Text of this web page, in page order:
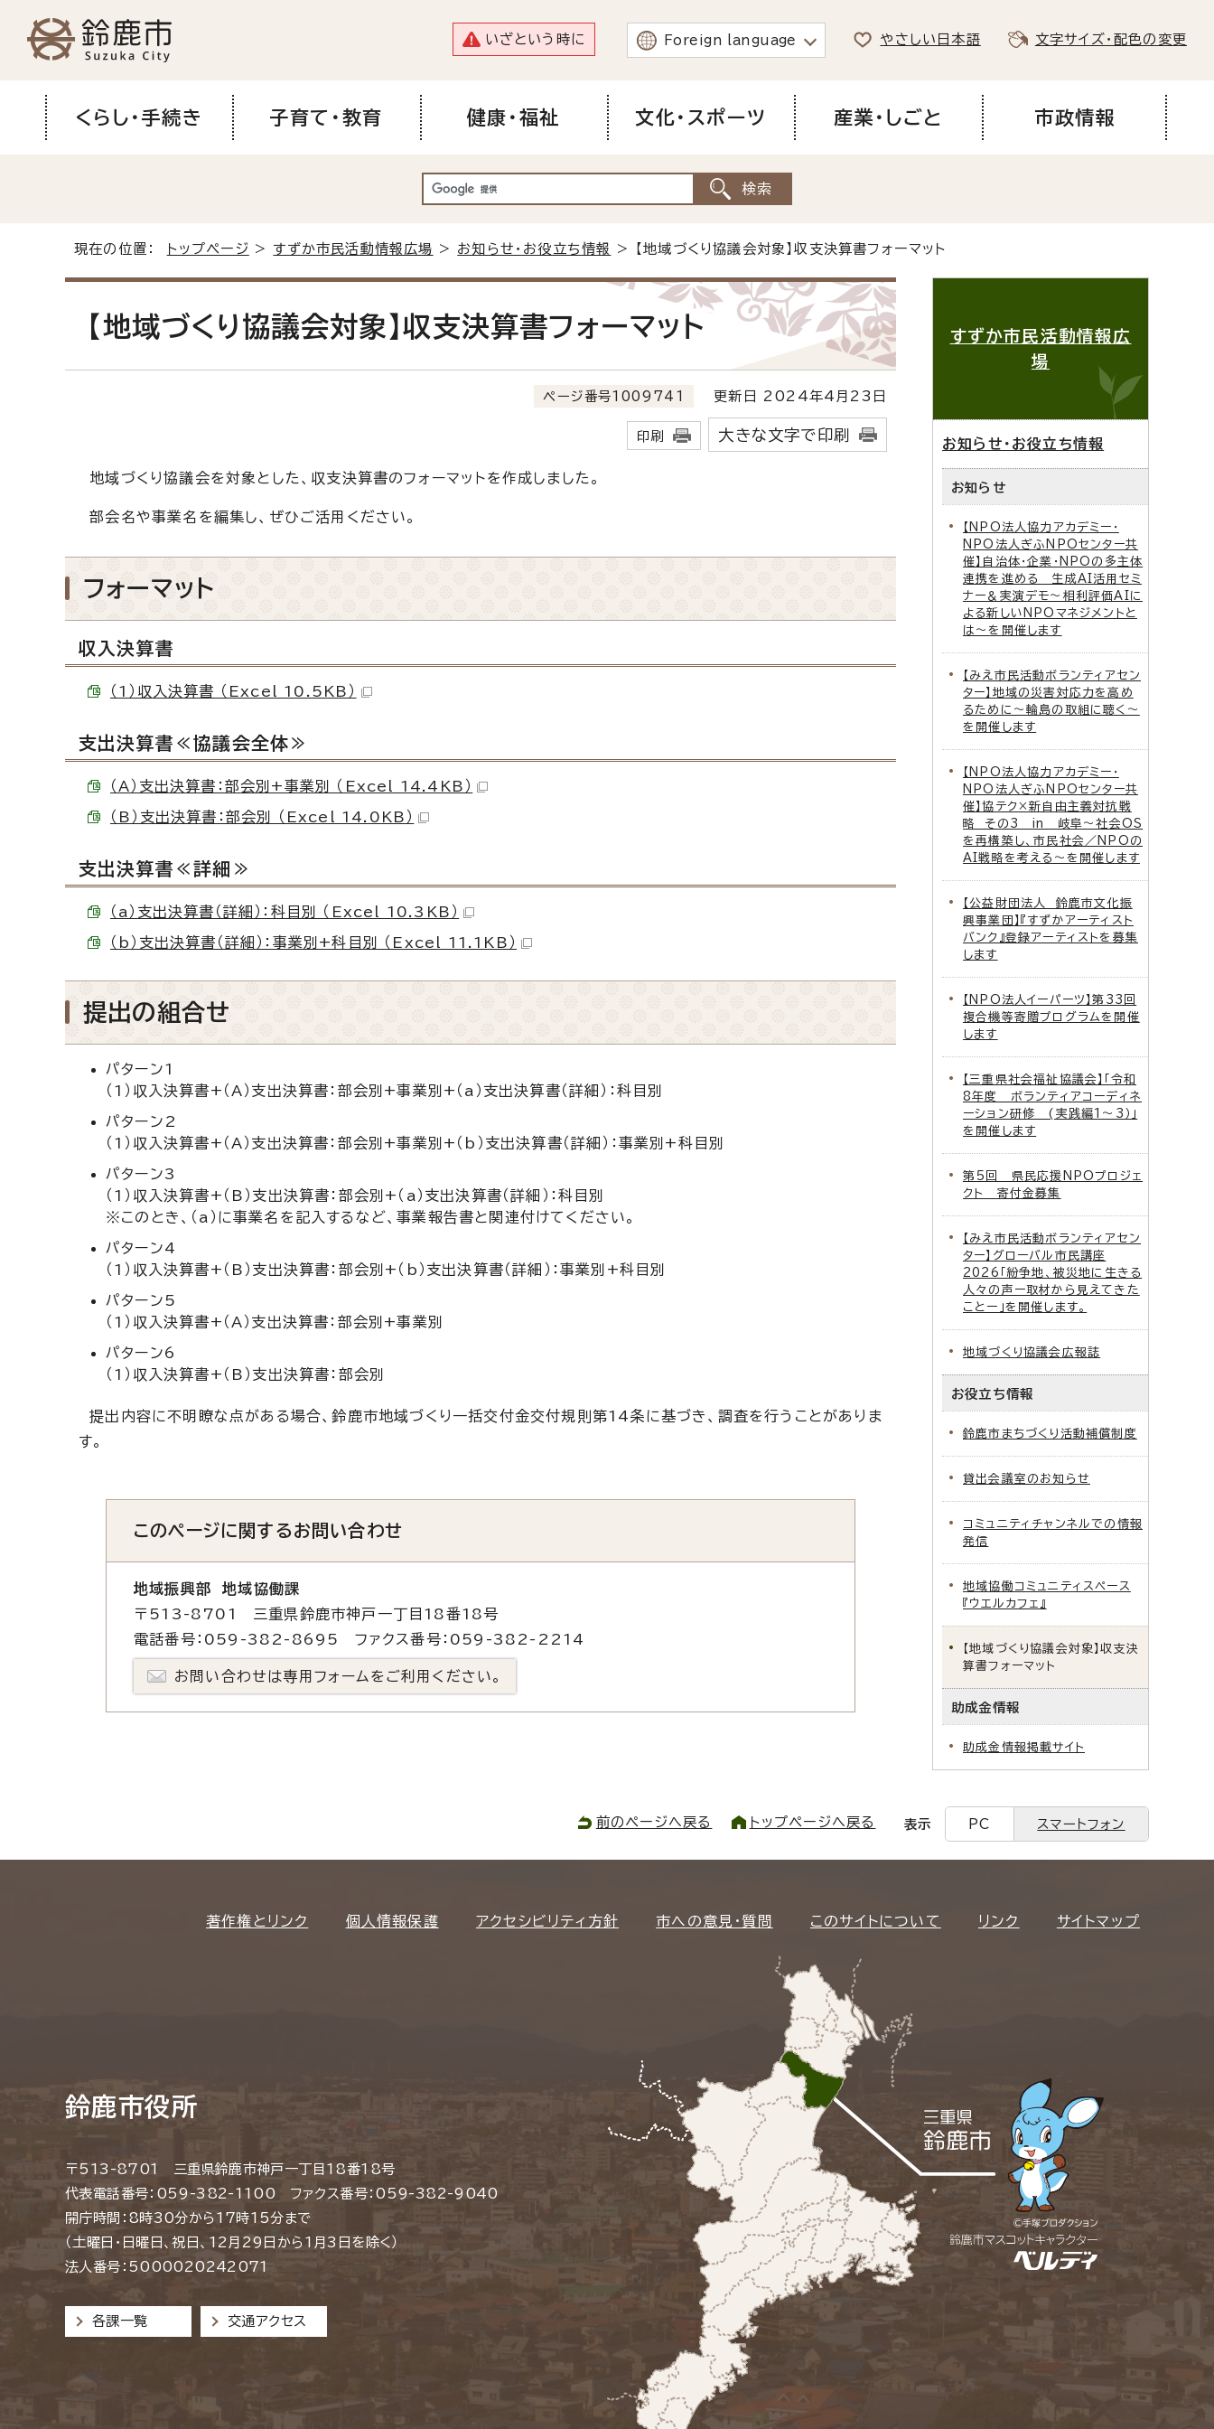
いざという時に Foreign language やさしい日本語 文字サイズ・配色の変更
くらし・手続き 子育て・教育 健康・福祉 文化・スポーツ 産業・しごと 市政情報
現在の位置： トップページ > すずか市民活動情報広場 > お知らせ・お役立ち情報 > 【地域づくり協議会対象】収支決算書フォーマット
【地域づくり協議会対象】収支決算書フォーマット
ページ番号1009741 更新日 2024年4月23日
印刷 大きな文字で印刷
地域づくり協議会を対象とした、収支決算書のフォーマットを作成しました。
部会名や事業名を編集し、ぜひご活用ください。
フォーマット
収入決算書
（1）収入決算書 （Excel 10.5KB）
支出決算書≪協議会全体≫
（A）支出決算書：部会別+事業別 （Excel 14.4KB）
（B）支出決算書：部会別 （Excel 14.0KB）
支出決算書≪詳細≫
（a）支出決算書（詳細）：科目別 （Excel 10.3KB）
（b）支出決算書（詳細）：事業別+科目別 （Excel 11.1KB）
提出の組合せ
パターン1
（1）収入決算書+（A）支出決算書：部会別+事業別+（a）支出決算書（詳細）：科目別
パターン2
（1）収入決算書+（A）支出決算書：部会別+事業別+（b）支出決算書（詳細）：事業別+科目別
パターン3
（1）収入決算書+（B）支出決算書：部会別+（a）支出決算書（詳細）：科目別
※このとき、（a）に事業名を記入するなど、事業報告書と関連付けてください。
パターン4
（1）収入決算書+（B）支出決算書：部会別+（b）支出決算書（詳細）：事業別+科目別
パターン5
（1）収入決算書+（A）支出決算書：部会別+事業別
パターン6
（1）収入決算書+（B）支出決算書：部会別
提出内容に不明瞭な点がある場合、鈴鹿市地域づくり一括交付金交付規則第14条に基づき、調査を行うことがありま
す。
このページに関するお問い合わせ
地域振興部 地域協働課
〒513-8701 三重県鈴鹿市神戸一丁目18番18号
電話番号：059-382-8695 ファクス番号：059-382-2214
お問い合わせは専用フォームをご利用ください。
すずか市民活動情報広
場
お知らせ・お役立ち情報
お知らせ
【NPO法人協力アカデミー・
NPO法人ぎふNPOセンター共
催】自治体・企業・NPOの多主体
連携を進める 生成AI活用セミ
ナー＆実演デモ～相利評価AIに
よる新しいNPOマネジメントと
は～を開催します
【みえ市民活動ボランティアセン
ター】地域の災害対応力を高め
るために～輪島の取組に聴く～
を開催します
【NPO法人協力アカデミー・
NPO法人ぎふNPOセンター共
催】協テク×新自由主義対抗戦
略 その3 in 岐阜～社会OS
を再構築し、市民社会／NPOの
AI戦略を考える～を開催します
【公益財団法人 鈴鹿市文化振
興事業団】『すずかアーティスト
バンク』登録アーティストを募集
します
【NPO法人イーパーツ】第33回
複合機等寄贈プログラムを開催
します
【三重県社会福祉協議会】「令和
8年度 ボランティアコーディネ
ーション研修 (実践編1～3）」
を開催します
第5回 県民応援NPOプロジェ
クト 寄付金募集
【みえ市民活動ボランティアセン
ター】グローバル市民講座
2026「紛争地、被災地に生きる
人々の声ー取材から見えてきた
ことー」を開催します。
地域づくり協議会広報誌
お役立ち情報
鈴鹿市まちづくり活動補償制度
貸出会議室のお知らせ
コミュニティチャンネルでの情報
発信
地域協働コミュニティスペース
『ウエルカフェ』
【地域づくり協議会対象】収支決
算書フォーマット
助成金情報
助成金情報掲載サイト
前のページへ戻る トップページへ戻る 表示 PC スマートフォン
著作権とリンク 個人情報保護 アクセシビリティ方針 市への意見・質問 このサイトについて リンク サイトマップ
鈴鹿市役所
〒513-8701 三重県鈴鹿市神戸一丁目18番18号
代表電話番号：059-382-1100 ファクス番号：059-382-9040
開庁時間：8時30分から17時15分まで
（土曜日・日曜日、祝日、12月29日から1月3日を除く）
法人番号：5000020242071
各課一覧 交通アクセス